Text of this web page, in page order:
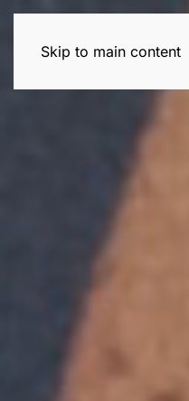
Skip to main content